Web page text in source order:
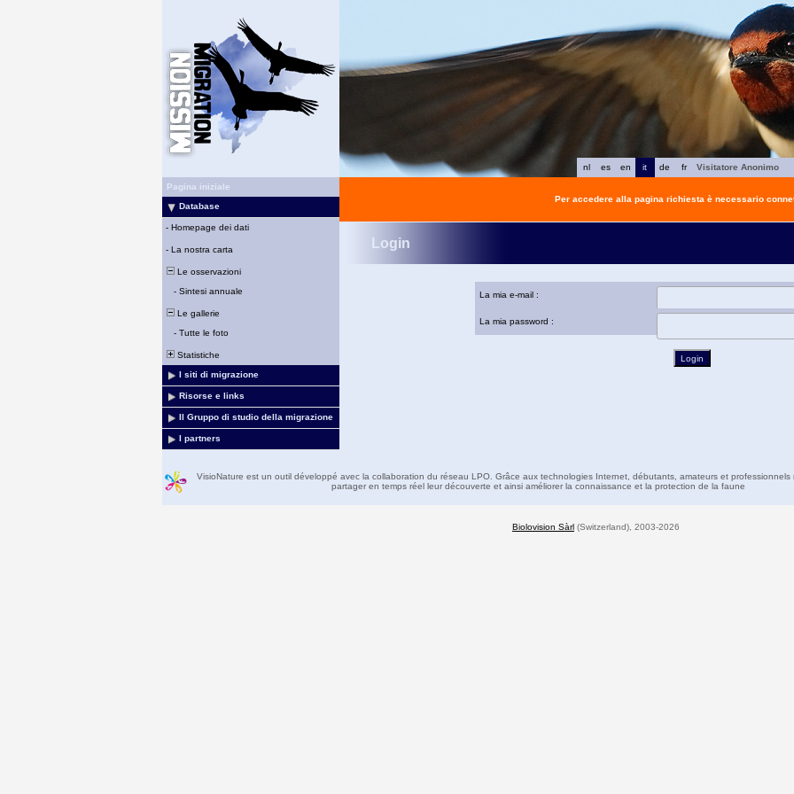
fr
de
it
en
es
nl
Visitatore Anonimo
Pagina iniziale
Database
- Homepage dei dati
- La nostra carta
Le osservazioni
- Sintesi annuale
Le gallerie
- Tutte le foto
Statistiche
I siti di migrazione
Risorse e links
Il Gruppo di studio della migrazione
I partners
Per accedere alla pagina richiesta è necessario
Login
La mia e-mail :
La mia password :
VisioNature est un outil développé avec la collaboration du réseau LPO. Grâce aux technologies Internet, débutants, amateurs et professionnels
partager en temps réel leur découverte et ainsi améliorer la connaissance et la protection de la faune
Biolovision Sàrl (Switzerland), 2003-2026